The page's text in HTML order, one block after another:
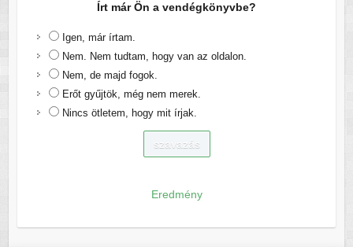
Írt már Ön a vendégkönyvbe?
Igen, már írtam.
Nem. Nem tudtam, hogy van az oldalon.
Nem, de majd fogok.
Erőt gyűjtök, még nem merek.
Nincs ötletem, hogy mit írjak.
Eredmény